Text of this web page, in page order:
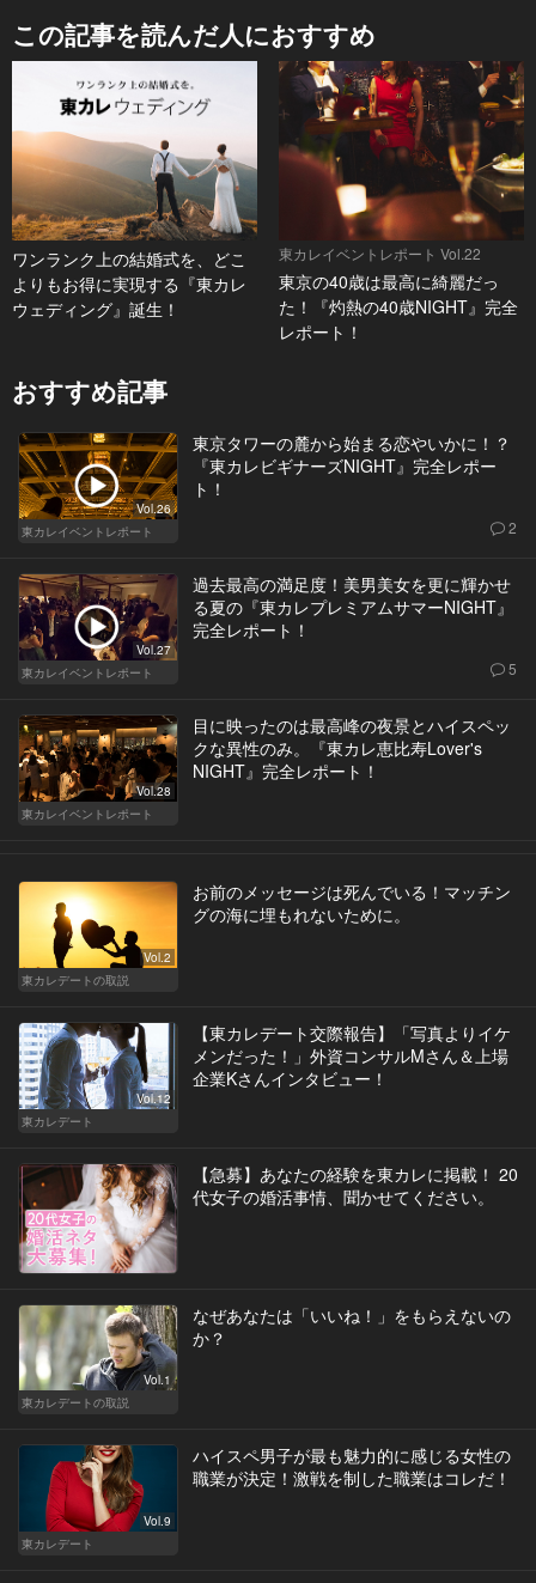
この記事を読んだ人におすすめ
ワンランク上の結婚式を、どこ
よりもお得に実現する『東カレ
ウェディング』誕生！
東カレイベントレポート Vol.22
東京の40歳は最高に綺麗だっ
た！『灼熱の40歳NIGHT』完全
レポート！
おすすめ記事
Vol.26
東カレイベントレポート
東京タワーの麓から始まる恋やいかに！？
『東カレビギナーズNIGHT』完全レポー
ト！
2
Vol.27
東カレイベントレポート
過去最高の満足度！美男美女を更に輝かせ
る夏の『東カレプレミアムサマーNIGHT』
完全レポート！
5
Vol.28
東カレイベントレポート
目に映ったのは最高峰の夜景とハイスペッ
クな異性のみ。『東カレ恵比寿Lover's
NIGHT』完全レポート！
Vol.2
東カレデートの取説
お前のメッセージは死んでいる！マッチン
グの海に埋もれないために。
Vol.12
東カレデート
【東カレデート交際報告】「写真よりイケ
メンだった！」外資コンサルMさん＆上場
企業Kさんインタビュー！
【急募】あなたの経験を東カレに掲載！ 20
代女子の婚活事情、聞かせてください。
Vol.1
東カレデートの取説
なぜあなたは「いいね！」をもらえないの
か？
Vol.9
東カレデート
ハイスペ男子が最も魅力的に感じる女性の
職業が決定！激戦を制した職業はコレだ！